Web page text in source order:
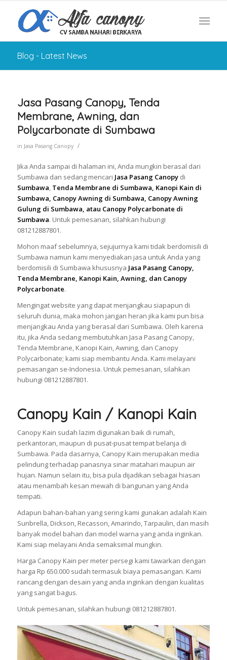
Blog - Latest News
Jasa Pasang Canopy, Tenda
Membrane, Awning, dan
Polycarbonate di Sumbawa
in Jasa Pasang Canopy /
Jika Anda sampai di halaman ini, Anda mungkin berasal dari
Sumbawa dan sedang mencari Jasa Pasang Canopy di
Sumbawa, Tenda Membrane di Sumbawa, Kanopi Kain di
Sumbawa, Canopy Awning di Sumbawa, Canopy Awning
Gulung di Sumbawa, atau Canopy Polycarbonate di
Sumbawa. Untuk pemesanan, silahkan hubungi
081212887801.
Mohon maaf sebelumnya, sejujurnya kami tidak berdomisili di
Sumbawa namun kami menyediakan jasa untuk Anda yang
berdomisili di Sumbawa khususnya Jasa Pasang Canopy,
Tenda Membrane, Kanopi Kain, Awning, dan Canopy
Polycarbonate.
Mengingat website yang dapat menjangkau siapapun di
seluruh dunia, maka mohon jangan heran jika kami pun bisa
menjangkau Anda yang berasal dari Sumbawa. Oleh karena
itu, jika Anda sedang membutuhkan Jasa Pasang Canopy,
Tenda Membrane, Kanopi Kain, Awning, dan Canopy
Polycarbonate; kami siap membantu Anda. Kami melayani
pemasangan se-Indonesia. Untuk pemesanan, silahkan
hubungi 081212887801.
Canopy Kain / Kanopi Kain
Canopy Kain sudah lazim digunakan baik di rumah,
perkantoran, maupun di pusat-pusat tempat belanja di
Sumbawa. Pada dasarnya, Canopy Kain merupakan media
pelindung terhadap panasnya sinar matahari maupun air
hujan. Namun selain itu, bisa pula dijadikan sebagai hiasan
atau menambah kesan mewah di bangunan yang Anda
tempati.
Adapun bahan-bahan yang sering kami gunakan adalah Kain
Sunbrella, Dickson, Recasson, Amarindo, Tarpaulin, dan masih
banyak model bahan dan model warna yang anda inginkan.
Kami siap melayani Anda semaksimal mungkin.
Harga Canopy Kain per meter persegi kami tawarkan dengan
harga Rp 650.000 sudah termasuk biaya pemasangan. Kami
rancang dengan desain yang anda inginkan dengan kualitas
yang sangat bagus.
Untuk pemesanan, silahkan hubungi 081212887801.